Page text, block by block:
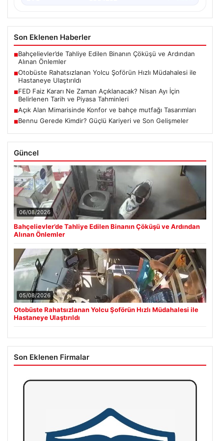
Son Eklenen Haberler
■Bahçelievler’de Tahliye Edilen Binanın Çöküşü ve Ardından
Alınan Önlemler
■Otobüste Rahatsızlanan Yolcu Şoförün Hızlı Müdahalesi ile
Hastaneye Ulaştırıldı
■FED Faiz Kararı Ne Zaman Açıklanacak? Nisan Ayı İçin
Belirlenen Tarih ve Piyasa Tahminleri
■Açık Alan Mimarisinde Konfor ve bahçe mutfağı Tasarımları
■Bennu Gerede Kimdir? Güçlü Kariyeri ve Son Gelişmeler
Güncel
06/08/2026
Bahçelievler’de Tahliye Edilen Binanın Çöküşü ve Ardından
Alınan Önlemler
05/08/2026
Otobüste Rahatsızlanan Yolcu Şoförün Hızlı Müdahalesi ile
Hastaneye Ulaştırıldı
Son Eklenen Firmalar